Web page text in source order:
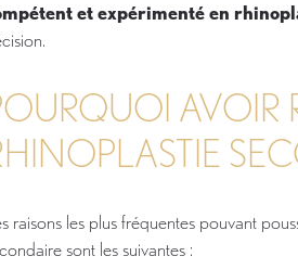
et expérimenté en
AVOIR
raisons les plus fréquentes pouvant
sont les suivantes :